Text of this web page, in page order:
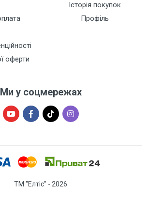
оферти
Історія покупок
Профіль
Ми у соцмережах
ТМ "Елтіс" - 2026